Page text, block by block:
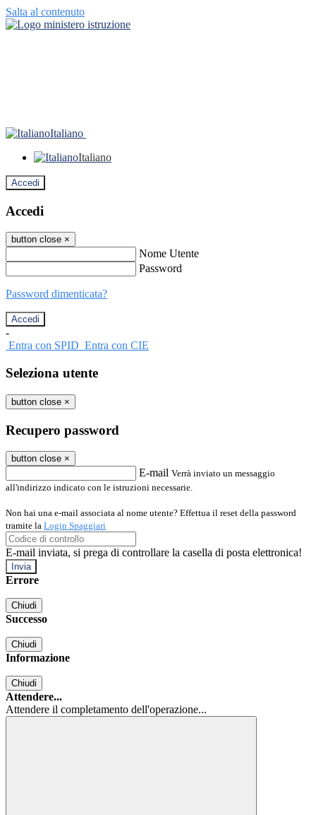
Salta al contenuto
Italiano
Italiano
Accedi
Accedi
button close ×
Nome Utente
Password
Password dimenticata?
-
Entra con SPID Entra con CIE
Seleziona utente
button close ×
Recupero password
button close ×
E-mail Verrà inviato un messaggio
all'indirizzo indicato con le istruzioni necessarie.
Non hai una e-mail associata al nome utente? Effettua il reset della password
tramite la Login Spaggiari
E-mail inviata, si prega di controllare la casella di posta elettronica!
Errore
Chiudi
Successo
Chiudi
Informazione
Chiudi
Attendere...
Attendere il completamento dell'operazione...